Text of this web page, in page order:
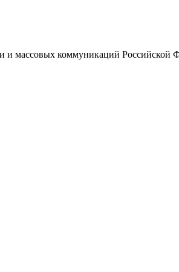
и массовых коммуникаций Российской